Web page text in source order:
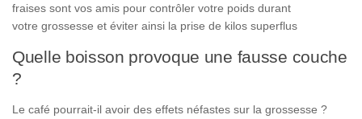
fraises sont vos amis pour contrôler votre poids durant
votre grossesse et éviter ainsi la prise de kilos superflus
Quelle boisson provoque une fausse couche
?
Le café pourrait-il avoir des effets néfastes sur la grossesse ?